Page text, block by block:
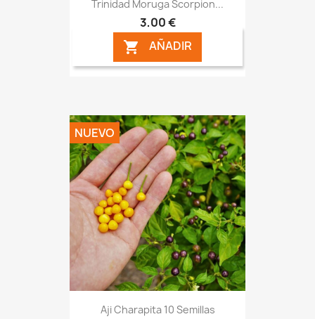
Trinidad Moruga Scorpion...
3,00 €
 AÑADIR
Aji Charapita 10 Semillas
NUEVO